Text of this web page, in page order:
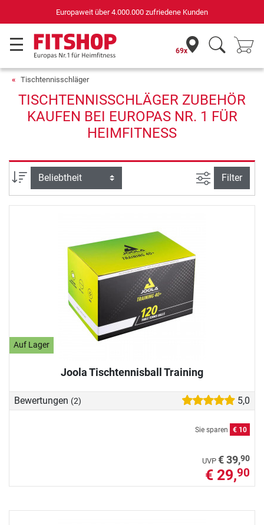
Europaweit über 4.000.000 zufriedene Kunden
69x
Tischtennisschläger
TISCHTENNISSCHLÄGER ZUBEHÖR
KAUFEN BEI EUROPAS NR. 1 FÜR
HEIMFITNESS
Sortierung Ansicht
Filter
Auf Lager
Joola Tischtennisball Training
Bewertungen (2) 5,0
Sie sparen € 10
UVP € 39,90
€ 29,90